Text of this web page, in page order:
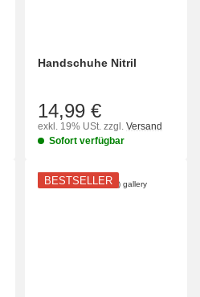
Handschuhe Nitril
14,99 €
exkl. 19% USt. zzgl. Versand
Sofort verfügbar
BESTSELLER